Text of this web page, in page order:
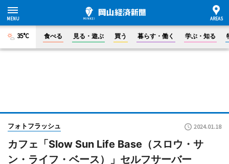
35°C 食べる 見る・遊ぶ 買う 暮らす・働く 学ぶ・知る
フォトフラッシュ 2024.01.18
カフェ「Slow Sun Life Base（スロウ・サ
ン・ライフ・ベース）」セルフサーバー